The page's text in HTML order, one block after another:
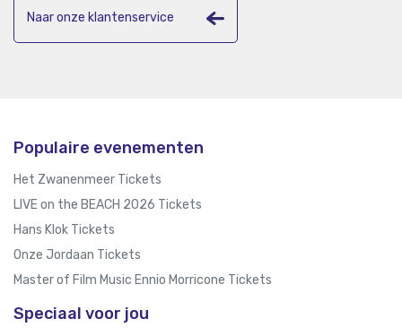
Naar onze klantenservice
Populaire evenementen
Het Zwanenmeer Tickets
LIVE on the BEACH 2026 Tickets
Hans Klok Tickets
Onze Jordaan Tickets
Master of Film Music Ennio Morricone Tickets
Speciaal voor jou